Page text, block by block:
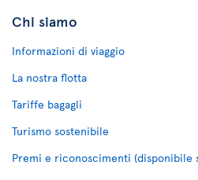
Chi siamo
Informazioni di viaggio
La nostra flotta
Tariffe bagagli
Turismo sostenibile
Premi e riconoscimenti (disponibile